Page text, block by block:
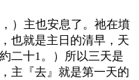
）主也安息了。祂在墳
也就是主日的清早，天
二十1。）所以三天是
主『去』就是第一天的